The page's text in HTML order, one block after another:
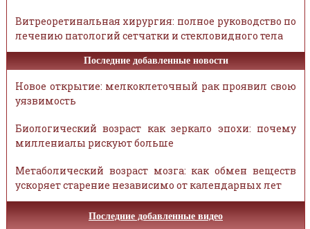
Витреоретинальная хирургия: полное руководство по
лечению патологий сетчатки и стекловидного тела
Последние добавленные новости
Новое открытие: мелкоклеточный рак проявил свою
уязвимость
Биологический возраст как зеркало эпохи: почему
миллениалы рискуют больше
Метаболический возраст мозга: как обмен веществ
ускоряет старение независимо от календарных лет
Последние добавленные видео